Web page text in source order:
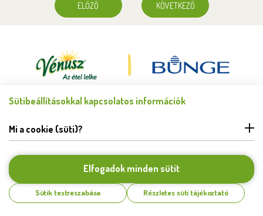
Sütibeállításokkal kapcsolatos információk
Mi a cookie (süti)?
Elfogadok minden sütit
Sütik testreszabása Részletes süti tájékoztató
ELŐZŐ KÖVETKEZŐ
Minden jog fenntartva © Bunge Zrt. 2026.
ADATKEZELÉSI TÁJÉKOZTATÓ
COOKIE BEÁLLÍTÁSOK
KAPCSOLAT